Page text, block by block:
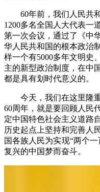
60年前，我们人民共和
1200多名全国人大代表一
第一次会议，通过了《中
华人民共和国的根本政
样一个有5000多年文明史
主的新型政治制度，在中
都是具有划时代意义的。
今天，我们在这里隆重
60周年，就是要回顾人民
定中国特色社会主义道路
历史起点上坚持和完善人
国各族人民为实现“两个
复兴的中国梦而奋斗。